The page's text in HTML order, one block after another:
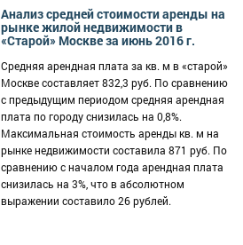
Анализ средней стоимости аренды на
рынке жилой недвижимости в
«Старой» Москве за июнь 2016 г.
Средняя арендная плата за кв. м в «старой»
Москве составляет 832,3 руб. По сравнению
с предыдущим периодом средняя арендная
плата по городу снизилась на 0,8%.
Максимальная стоимость аренды кв. м на
рынке недвижимости составила 871 руб. По
сравнению с началом года арендная плата
снизилась на 3%, что в абсолютном
выражении составило 26 рублей.